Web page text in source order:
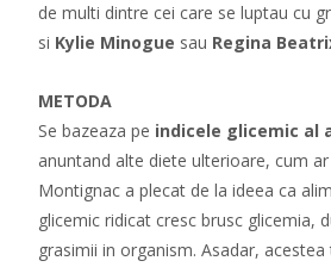
de multi dintre cei care se luptau cu
si Kylie Minogue sau Regina
METODA
Se bazeaza pe indicele glicemic al
anuntand alte diete ulterioare, cum
Montignac a plecat de la ideea ca
glicemic ridicat cresc brusc glicemia,
grasimii in organism. Asadar,